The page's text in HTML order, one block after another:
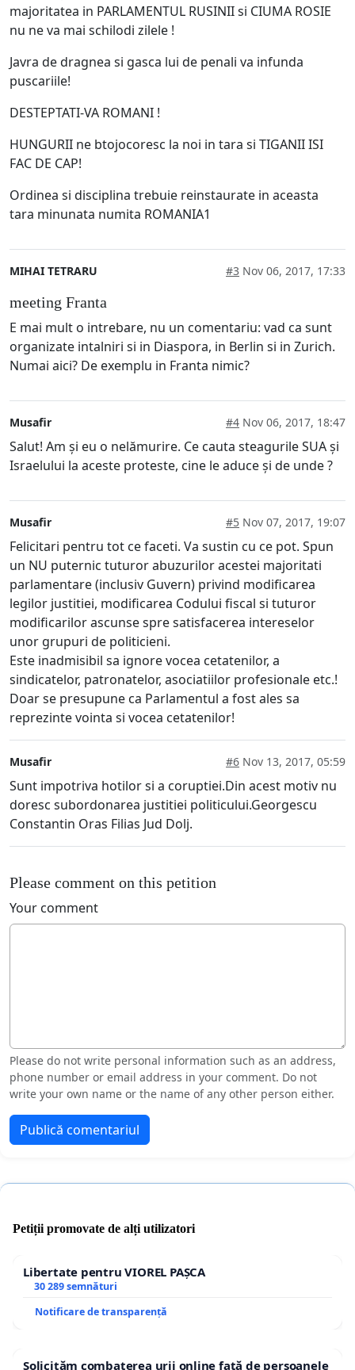
majoritatea in PARLAMENTUL RUSINII si CIUMA ROSIE
nu ne va mai schilodi zilele !
Javra de dragnea si gasca lui de penali va infunda
puscariile!
DESTEPTATI-VA ROMANI !
HUNGURII ne btojocoresc la noi in tara si TIGANII ISI
FAC DE CAP!
Ordinea si disciplina trebuie reinstaurate in aceasta
tara minunata numita ROMANIA1
MIHAI TETRARU #3 Nov 06, 2017, 17:33
meeting Franta
E mai mult o intrebare, nu un comentariu: vad ca sunt
organizate intalniri si in Diaspora, in Berlin si in Zurich.
Numai aici? De exemplu in Franta nimic?
Musafir #4 Nov 06, 2017, 18:47
Salut! Am și eu o nelămurire. Ce cauta steagurile SUA și
Israelului la aceste proteste, cine le aduce și de unde ?
Musafir #5 Nov 07, 2017, 19:07
Felicitari pentru tot ce faceti. Va sustin cu ce pot. Spun
un NU puternic tuturor abuzurilor acestei majoritati
parlamentare (inclusiv Guvern) privind modificarea
legilor justitiei, modificarea Codului fiscal si tuturor
modificarilor ascunse spre satisfacerea intereselor
unor grupuri de politicieni.
Este inadmisibil sa ignore vocea cetatenilor, a
sindicatelor, patronatelor, asociatiilor profesionale etc.!
Doar se presupune ca Parlamentul a fost ales sa
reprezinte vointa si vocea cetatenilor!
Musafir #6 Nov 13, 2017, 05:59
Sunt impotriva hotilor si a coruptiei.Din acest motiv nu
doresc subordonarea justitiei politicului.Georgescu
Constantin Oras Filias Jud Dolj.
Please comment on this petition
Your comment
Please do not write personal information such as an address,
phone number or email address in your comment. Do not
write your own name or the name of any other person either.
Publică comentariul
Petiții promovate de alți utilizatori
Libertate pentru VIOREL PAȘCA
30 289 semnături
Notificare de transparență
Solicităm combaterea urii online față de persoanele